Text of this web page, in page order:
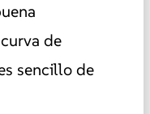
de
sencillo de